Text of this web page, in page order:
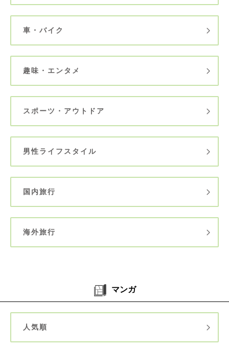
車・バイク
趣味・エンタメ
スポーツ・アウトドア
男性ライフスタイル
国内旅行
海外旅行
マンガ
人気順